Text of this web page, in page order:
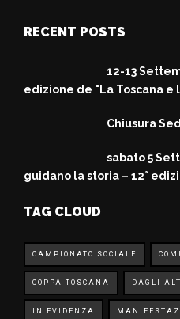
RECENT POSTS
12-13
edizione de "La Toscana e
Chiusura
sabato 5
guidano la storia – 12°
TAG CLOUD
CAMPIONATO SOCIALE
COPPA TOSCANA DAGLI
IN EVIDENZA